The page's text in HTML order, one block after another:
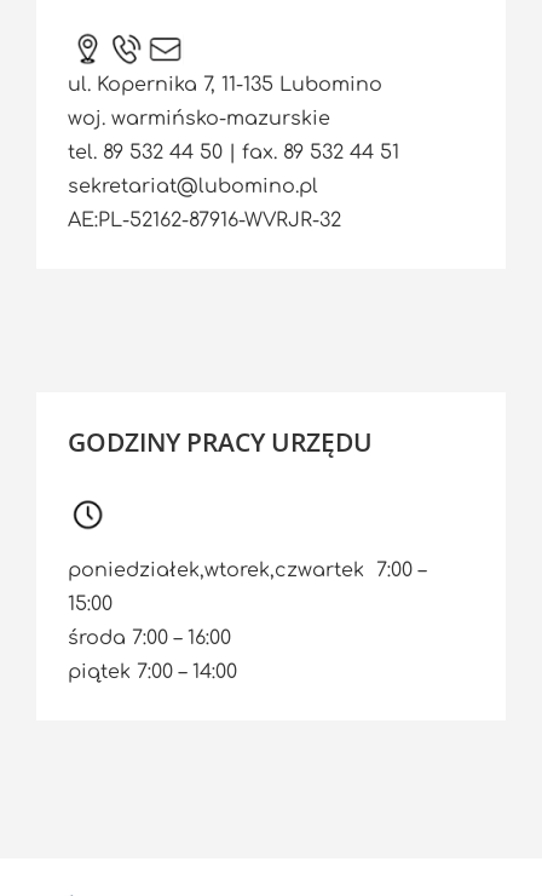
ul. Kopernika 7, 11-135 Lubomino
woj. warmińsko-mazurskie
tel. 89 532 44 50 | fax. 89 532 44 51
sekretariat@lubomino.pl
AE:PL-52162-87916-WVRJR-32
GODZINY PRACY URZĘDU
poniedziałek,wtorek,czwartek 7:00 –
15:00
środa 7:00 – 16:00
piątek 7:00 – 14:00